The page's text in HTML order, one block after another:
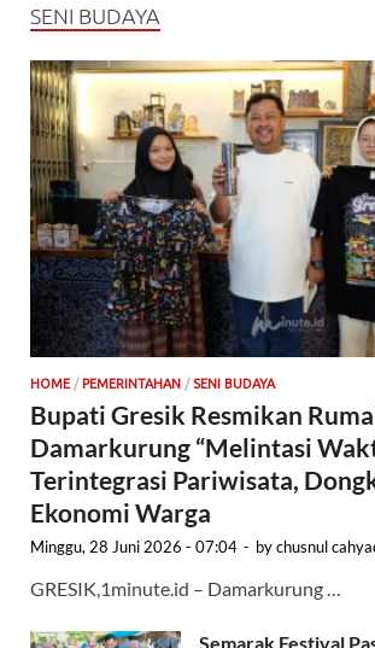
SENI BUDAYA
HOME / PEMERINTAHAN / SENI BUDAYA
Bupati Gresik Resmikan
Damarkurung “Melintasi
Terintegrasi Pariwisata,
Ekonomi Warga
Minggu, 28 Juni 2026 - 07:04 - bychusnul
GRESIK,1minute.id – Damarkurung …
Semarak Festival